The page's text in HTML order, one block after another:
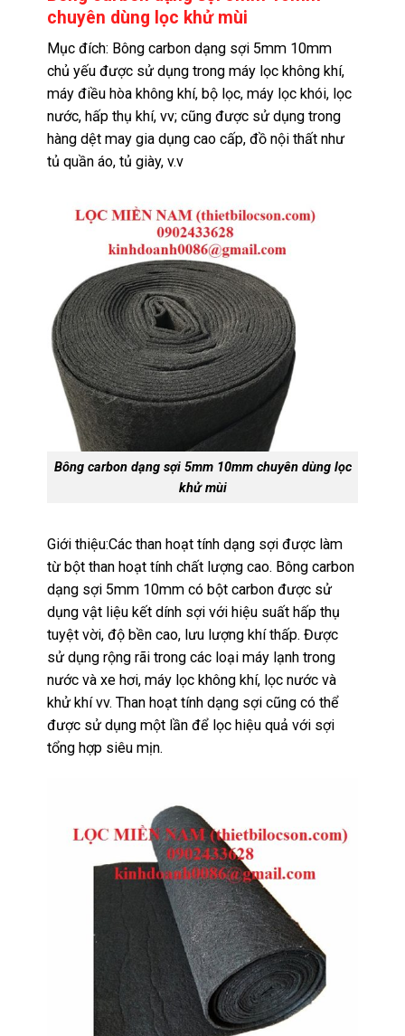
chuyên dùng lọc khử mùi
Mục đích: Bông carbon dạng sợi 5mm 10mm
chủ yếu được sử dụng trong máy lọc không khí,
máy điều hòa không khí, bộ lọc, máy lọc khói, lọc
nước, hấp thụ khí, vv; cũng được sử dụng trong
hàng dệt may gia dụng cao cấp, đồ nội thất như
tủ quần áo, tủ giày, v.v
Bông carbon dạng sợi 5mm 10mm chuyên dùng lọc
khử mùi
Giới thiệu:Các than hoạt tính dạng sợi được làm
từ bột than hoạt tính chất lượng cao. Bông carbon
dạng sợi 5mm 10mm có bột carbon được sử
dụng vật liệu kết dính sợi với hiệu suất hấp thụ
tuyệt vời, độ bền cao, lưu lượng khí thấp. Được
sử dụng rộng rãi trong các loại máy lạnh trong
nước và xe hơi, máy lọc không khí, lọc nước và
khử khí vv. Than hoạt tính dạng sợi cũng có thể
được sử dụng một lần để lọc hiệu quả với sợi
tổng hợp siêu mịn.